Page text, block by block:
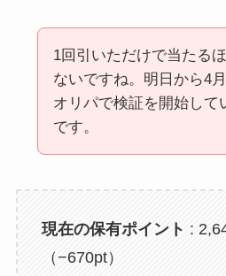
1回引いただけで当たる
ないですね。明日から4
オリパで検証を開始して
です。
現在の保有ポイント :
（−670pt）